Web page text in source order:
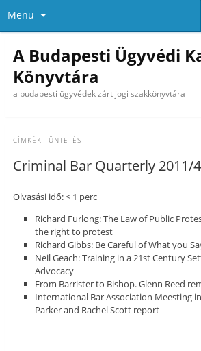
Menü
A Budapesti Ügyvédi
Könyvtára
a budapesti ügyvédek zárt jogi szakkönyvtára
CÍMKÉK TÜNTETÉS
Criminal Bar Quarterly 2011/4
Olvasási idő: < 1 perc
Richard Furlong: The Law of Public
the right to protest
Richard Gibbs: Be Careful of What you
Neil Geach: Training in a 21st Century
Advocacy
From Barrister to Bishop. Glenn Reed
International Bar Association Meesting
Parker and Rachel Scott report